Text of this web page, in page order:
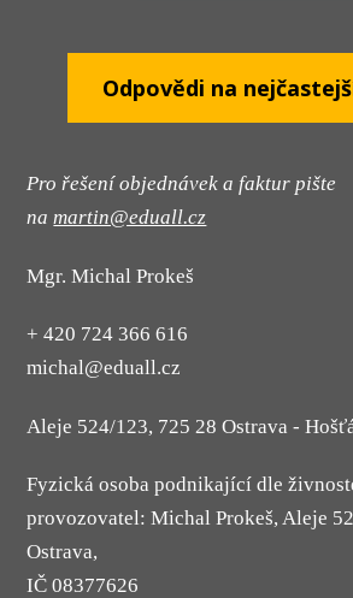
Odpovědi na
Pro řešení objednávek a faktur pište
namartin@eduall.cz
Mgr. Michal Prokeš
+ 420 724 366 616
michal@eduall.cz
Aleje 524/123, 725 28 Ostrava -
Fyzická osoba podnikající dle
provozovatel: Michal Prokeš, Aleje
Ostrava,
IČ 08377626